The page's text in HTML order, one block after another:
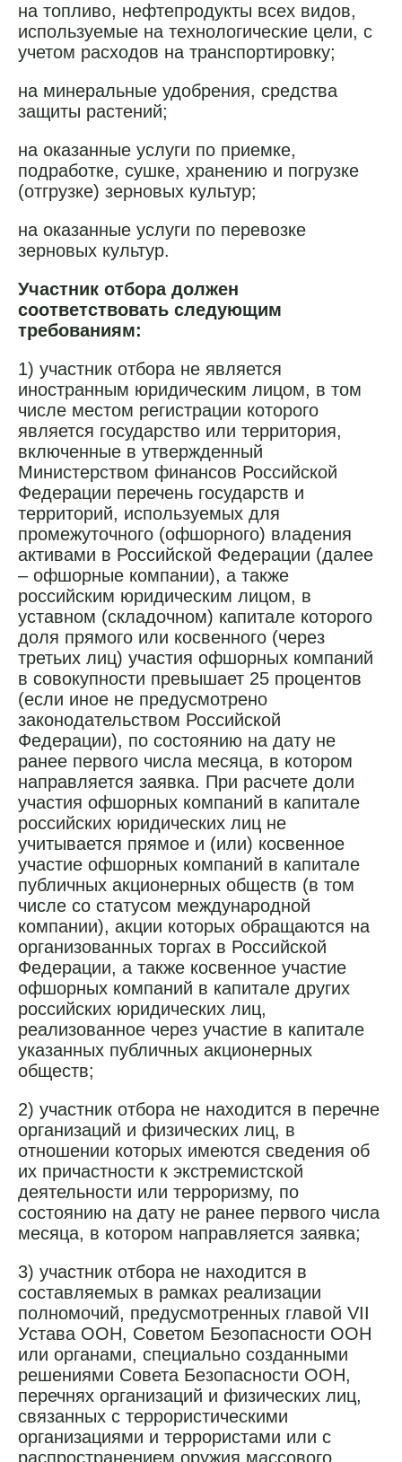
на топливо, нефтепродукты всех видов,
используемые на технологические цели, с
учетом расходов на транспортировку;
на минеральные удобрения, средства
защиты растений;
на оказанные услуги по приемке,
подработке, сушке, хранению и погрузке
(отгрузке) зерновых культур;
на оказанные услуги по перевозке
зерновых культур.
Участник отбора должен
соответствовать следующим
требованиям:
1) участник отбора не является
иностранным юридическим лицом, в том
числе местом регистрации которого
является государство или территория,
включенные в утвержденный
Министерством финансов Российской
Федерации перечень государств и
территорий, используемых для
промежуточного (офшорного) владения
активами в Российской Федерации (далее
– офшорные компании), а также
российским юридическим лицом, в
уставном (складочном) капитале которого
доля прямого или косвенного (через
третьих лиц) участия офшорных компаний
в совокупности превышает 25 процентов
(если иное не предусмотрено
законодательством Российской
Федерации), по состоянию на дату не
ранее первого числа месяца, в котором
направляется заявка. При расчете доли
участия офшорных компаний в капитале
российских юридических лиц не
учитывается прямое и (или) косвенное
участие офшорных компаний в капитале
публичных акционерных обществ (в том
числе со статусом международной
компании), акции которых обращаются на
организованных торгах в Российской
Федерации, а также косвенное участие
офшорных компаний в капитале других
российских юридических лиц,
реализованное через участие в капитале
указанных публичных акционерных
обществ;
2) участник отбора не находится в перечне
организаций и физических лиц, в
отношении которых имеются сведения об
их причастности к экстремистской
деятельности или терроризму, по
состоянию на дату не ранее первого числа
месяца, в котором направляется заявка;
3) участник отбора не находится в
составляемых в рамках реализации
полномочий, предусмотренных главой VII
Устава ООН, Советом Безопасности ООН
или органами, специально созданными
решениями Совета Безопасности ООН,
перечнях организаций и физических лиц,
связанных с террористическими
организациями и террористами или с
распространением оружия массового